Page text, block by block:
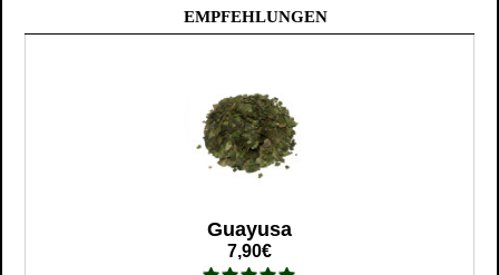
EMPFEHLUNGEN
Guayusa
7,90€